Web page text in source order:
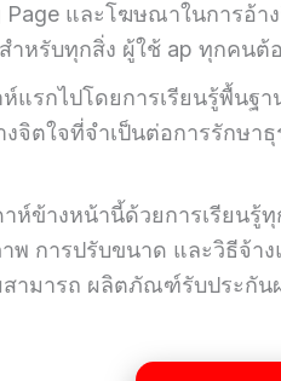
Page และโฆษณาในการอ้า
ำหรับทุกสิ่ง ผู้ใช้ ap ทุกคน
แรกไปโดยการเรียนรู้พื้นฐ
จิตใจที่จำเป็นต่อการรักษา
ห์ข้างหน้านี้ด้วยการเรียนรู้
พ การปรับขนาด และวิธีจ้า
สามารถ ผลิตภัณฑ์รับประกั